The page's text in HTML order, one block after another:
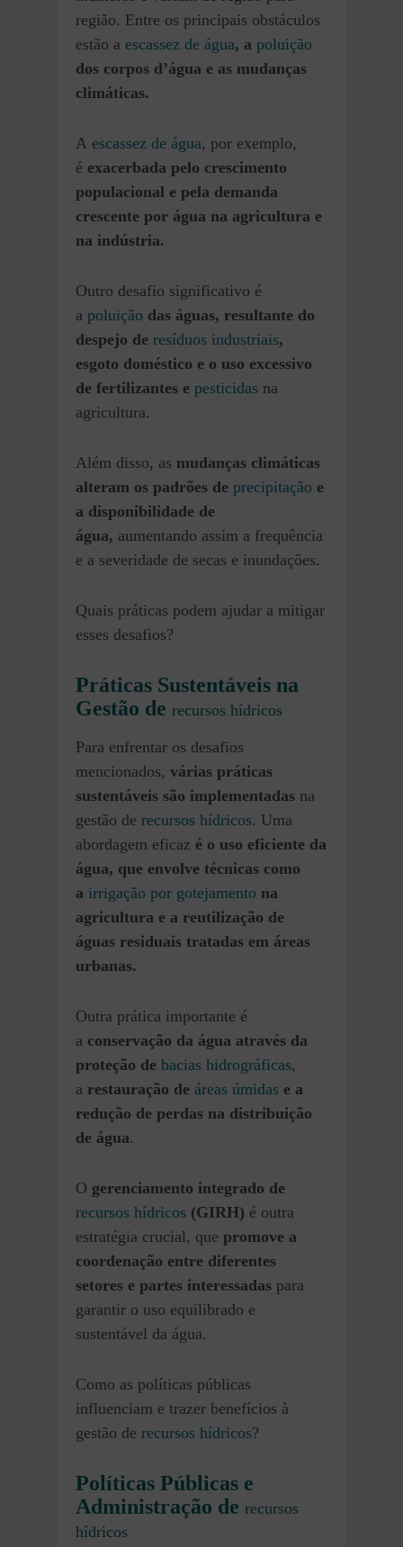
região. Entre os principais obstáculos
estão a escassez de água, a poluição
dos corpos d’água e as mudanças
climáticas.
A escassez de água, por exemplo,
é exacerbada pelo crescimento
populacional e pela demanda
crescente por água na agricultura e
na indústria.
Outro desafio significativo é
a poluição das águas, resultante do
despejo de resíduos industriais,
esgoto doméstico e o uso excessivo
de fertilizantes e pesticidas na
agricultura.
Além disso, as mudanças climáticas
alteram os padrões de precipitação e
a disponibilidade de
água, aumentando assim a frequência
e a severidade de secas e inundações.
Quais práticas podem ajudar a mitigar
esses desafios?
Práticas Sustentáveis na
Gestão de recursos hídricos
Para enfrentar os desafios
mencionados, várias práticas
sustentáveis são implementadas na
gestão de recursos hídricos. Uma
abordagem eficaz é o uso eficiente da
água, que envolve técnicas como
a irrigação por gotejamento na
agricultura e a reutilização de
águas residuais tratadas em áreas
urbanas.
Outra prática importante é
a conservação da água através da
proteção de bacias hidrográficas,
a restauração de áreas úmidas e a
redução de perdas na distribuição
de água.
O gerenciamento integrado de
recursos hídricos (GIRH) é outra
estratégia crucial, que promove a
coordenação entre diferentes
setores e partes interessadas para
garantir o uso equilibrado e
sustentável da água.
Como as políticas públicas
influenciam e trazer benefícios à
gestão de recursos hídricos?
Políticas Públicas e
Administração de recursos
hídricos